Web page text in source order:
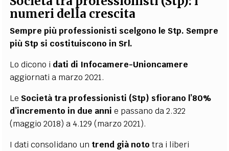
numeri della crescita
Sempre più professionisti scelgono le Stp. Sempre
più Stp si costituiscono in Srl.
Lo dicono i dati di Infocamere-Unioncamere
aggiornati a marzo 2021.
Le Società tra professionisti (Stp) sfiorano l’80%
d’incremento in due anni e passano da 2.322
(maggio 2018) a 4.129 (marzo 2021).
I dati consolidano un trend già noto tra i liberi